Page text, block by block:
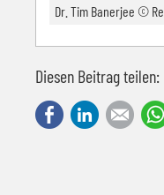
Dr. Tim Banerjee ©
Diesen Beitrag teilen:
FacebookLinkedIn
E-